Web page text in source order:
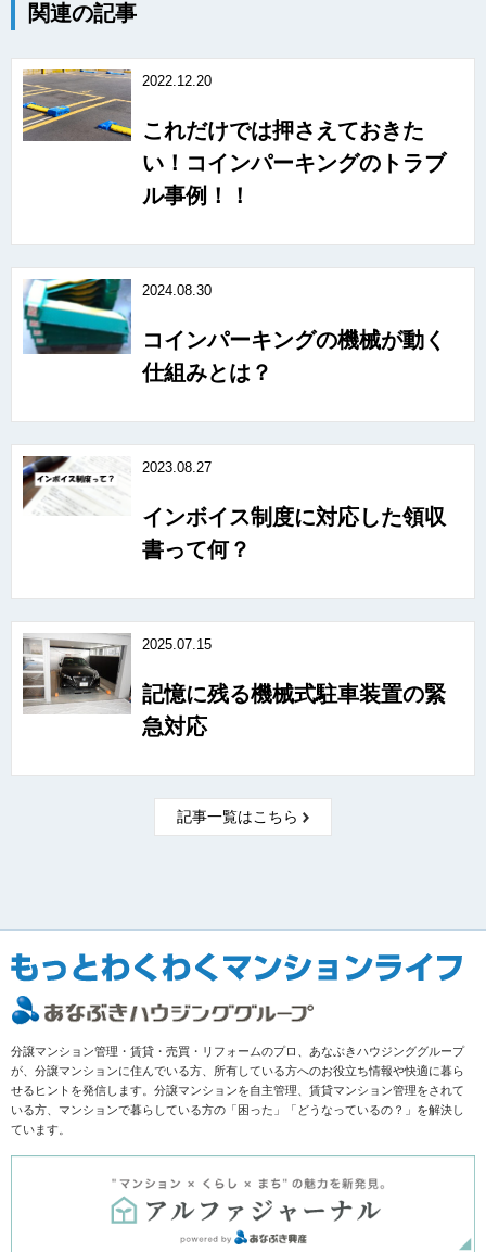
関連の記事
2022.12.20
これだけでは押さえておきた
い！コインパーキングのトラブ
ル事例！！
2024.08.30
コインパーキングの機械が動く
仕組みとは？
2023.08.27
インボイス制度に対応した領収
書って何？
2025.07.15
記憶に残る機械式駐車装置の緊
急対応
記事一覧はこちら
分譲マンション管理・賃貸・売買・リフォームのプロ、あなぶきハウジンググループ
が、分譲マンションに住んでいる方、所有している方へのお役立ち情報や快適に暮ら
せるヒントを発信します。分譲マンションを自主管理、賃貸マンション管理をされて
いる方、マンションで暮らしている方の「困った」「どうなっているの？」を解決し
ています。